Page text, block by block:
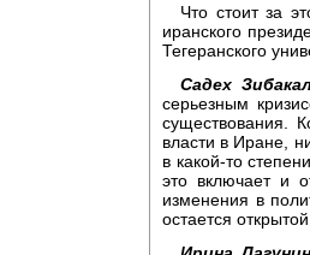
Что стоит за
иранского
Тегеранского
Садех
серьезным
существования.
власти в Иране,
в какой-то
это включает и
изменения в
остается